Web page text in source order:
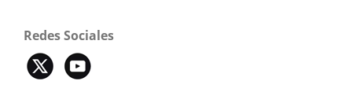
Redes Sociales